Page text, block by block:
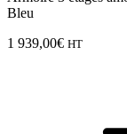
Bleu
1 939,00€ HT